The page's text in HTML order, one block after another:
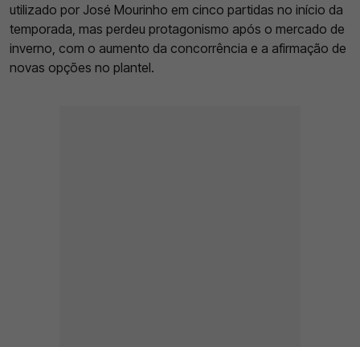
utilizado por José Mourinho em cinco partidas no início da
temporada, mas perdeu protagonismo após o mercado de
inverno, com o aumento da concorrência e a afirmação de
novas opções no plantel.